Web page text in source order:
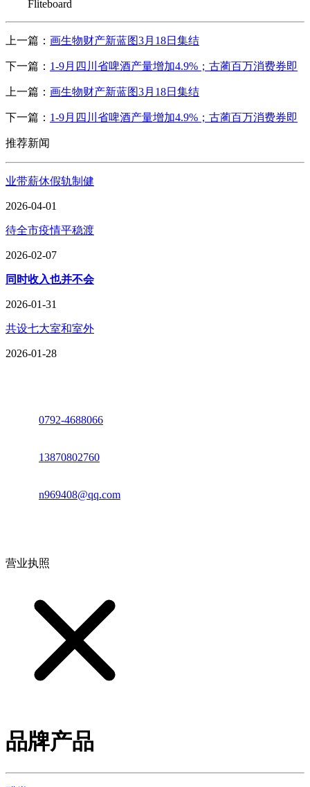
Fliteboard
上一篇： 画生物财产新蓝图3月18日集结
下一篇： 1-9月四川省啤酒产量增加4.9%；古蔺百万消费券即
上一篇： 画生物财产新蓝图3月18日集结
下一篇： 1-9月四川省啤酒产量增加4.9%；古蔺百万消费券即
推荐新闻
业带薪休假轨制健
2026-04-01
待全市疫情平稳渡
2026-02-07
同时收入也并不会
2026-01-31
共设七大室和室外
2026-01-28
0792-4688066
13870802760
n969408@qq.com
营业执照
品牌产品